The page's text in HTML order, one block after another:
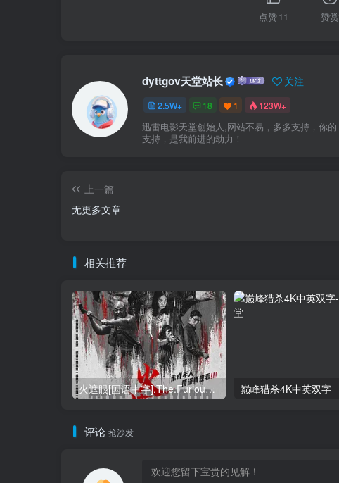
点赞11 赞赏
dyttgov天堂站长 关注
2.5W+ 18 1 123W+
迅雷电影天堂创始人,网站不易，多多支持，你的
支持，是我前进的动力！
上一篇
无更多文章
相关推荐
火遮眼[国语中字].The.Furious.2026.1080p+2160p高清下载 巅峰猎杀4K中英双字
评论 抢沙发